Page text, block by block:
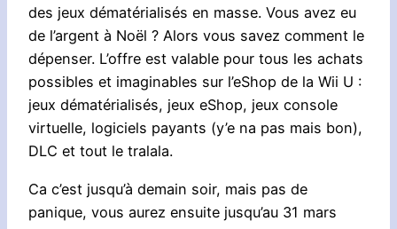
des jeux dématérialisés en masse. Vous avez eu
de l’argent à Noël ? Alors vous savez comment le
dépenser. L’offre est valable pour tous les achats
possibles et imaginables sur l’eShop de la Wii U :
jeux dématérialisés, jeux eShop, jeux console
virtuelle, logiciels payants (y’e na pas mais bon),
DLC et tout le tralala.
Ca c’est jusqu’à demain soir, mais pas de
panique, vous aurez ensuite jusqu’au 31 mars